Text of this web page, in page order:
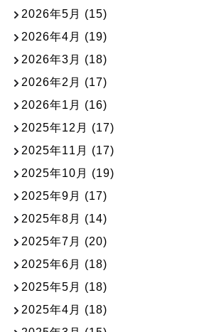
2026年5月 (15)
2026年4月 (19)
2026年3月 (18)
2026年2月 (17)
2026年1月 (16)
2025年12月 (17)
2025年11月 (17)
2025年10月 (19)
2025年9月 (17)
2025年8月 (14)
2025年7月 (20)
2025年6月 (18)
2025年5月 (18)
2025年4月 (18)